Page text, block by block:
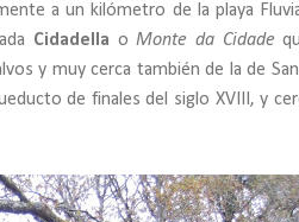
a un kilómetro de la playa
Cidadella oMonte da Cidade
y muy cerca también de la de
de finales del siglo XVIII, y